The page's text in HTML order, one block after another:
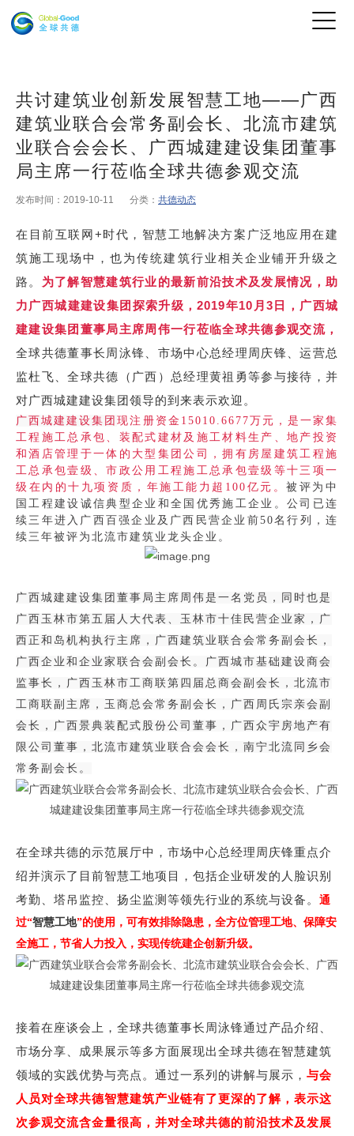
共讨建筑业创新发展智慧工地——广西
建筑业联合会常务副会长、北流市建筑
业联合会会长、广西城建建设集团董事
局主席一行莅临全球共德参观交流
发布时间：2019-10-11 分类： 共德动态
在目前互联网 + 时代，智慧工地解决方案广泛地应用在建
筑施工现场中，也为传统建筑行业相关企业铺开升级之
路。 为了解智慧建筑行业的最新前沿技术及发展情况，助
力广西城建建设集团探索升级，2019年10 月3 日，广西城
建建设集团董事局主席周伟一行莅临全球共德参观交流，
全球共德董事长周泳锋、市场中心总经理周庆锋、运营总
监杜飞、全球共德（广西）总经理黄祖勇等参与接待，并
对广西城建建设集团领导的到来表示欢迎。
广西城建建设集团现注册资金 15010.6677万元，是一家集
工程施工总承包、装配式建材及施工材料生产、地产投资
和酒店管理于一体的大型集团公司，拥有房屋建筑工程施
工总承包壹级、市政公用工程施工总承包壹级等十三项一
级在内的十九项资质，年施工能力超100亿元。被评为中
国工程建设诚信典型企业和全国优秀施工企业。公司已连
续三年进入广西百强企业及广西民营企业前50名行列，连
续三年被评为北流市建筑业龙头企业。
广西城建建设集团董事局主席周伟是一名党员，同时也是
广西玉林市第五届人大代表、玉林市十佳民营企业家，广
西正和岛机构执行主席，广西建筑业联合会常务副会长，
广西企业和企业家联合会副会长。广西城市基础建设商会
监事长，广西玉林市工商联第四届总商会副会长，北流市
工商联副主席，玉商总会常务副会长，广西周氏宗亲会副
会长，广西景典装配式股份公司董事，广西众宇房地产有
限公司董事，北流市建筑业联合会会长，南宁北流同乡会
常务副会长。
在全球共德的示范展厅中，市场中心总经理周庆锋重点介
绍并演示了目前智慧工地项目 ，包括企业研发的 人脸识别
考勤 、 塔吊监控、 扬尘监测 等领先行业的系统与设备。 通
过“智慧工地”的使用，可有效排除隐患，全方位管理工地、保障安
全施工，节省人力投入，实现传统建企创新升级。
接着在座谈会上，全球共德董事长周泳锋通过产品介绍、
市场分享、成果展示等多方面展现出全球共德在智慧建筑
领域的实践优势与亮点。通过一系列的讲解与展示， 与会
人员对全球共德智慧建筑产业链有了更深的了解，表示这
次参观交流含金量很高，并对全球共德的前沿技术及发展